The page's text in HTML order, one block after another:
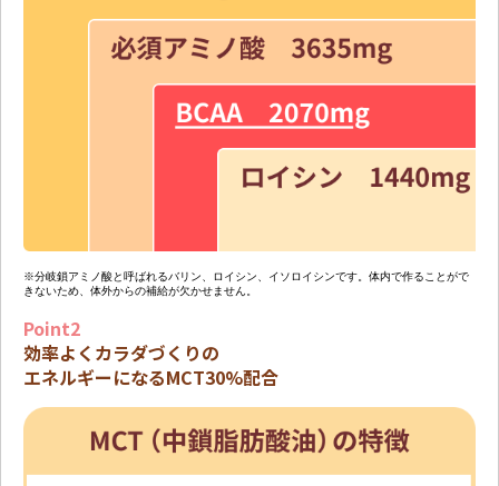
※分岐鎖アミノ酸と呼ばれるバリン、ロイシン、イソロイシンです。体内で作ることがで
きないため、体外からの補給が欠かせません。
Point2
効率よくカラダづくりの
エネルギーになるMCT30%配合